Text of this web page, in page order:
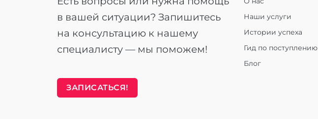
в вашей ситуации? Запишитесь
на консультацию к нашему
специалисту — мы поможем!
ЗАПИСАТЬСЯ!
Наши услуги
Истории успеха
Гид по поступлению
Блог